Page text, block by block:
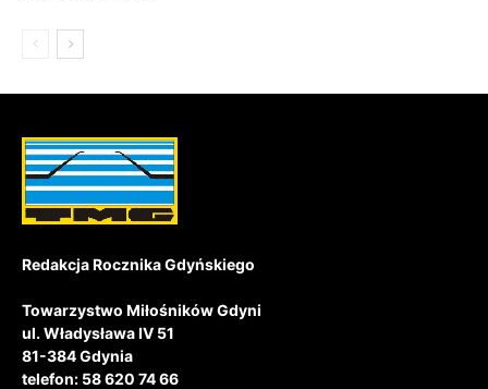
Redakcja Rocznika Gdyńskiego
Towarzystwo Miłośników Gdyni
ul. Władysława IV 51
81-384 Gdynia
telefon: 58 620 74 66